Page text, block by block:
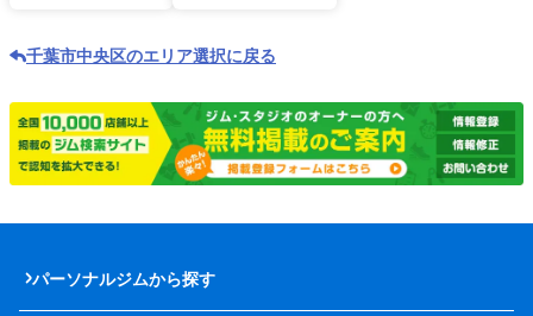
千葉市中央区のエリア選択に戻る
パーソナルジムから探す